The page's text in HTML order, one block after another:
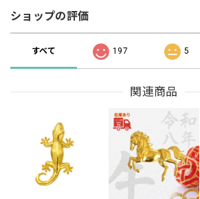
ショップの評価
すべて 197 5
関連商品